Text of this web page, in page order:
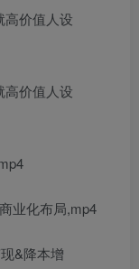
高价值人设
高价值人设
业化布局,mp4
&降本增